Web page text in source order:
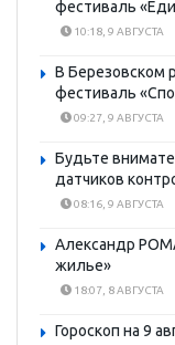
фестиваль
10:18, 9 АВГУСТА
В Березовском
фестиваль
09:27, 9 АВГУСТА
Будьте
датчиков
08:16, 9 АВГУСТА
Александр
жилье»
18:07, 8 АВГУСТА
Гороскоп на 9